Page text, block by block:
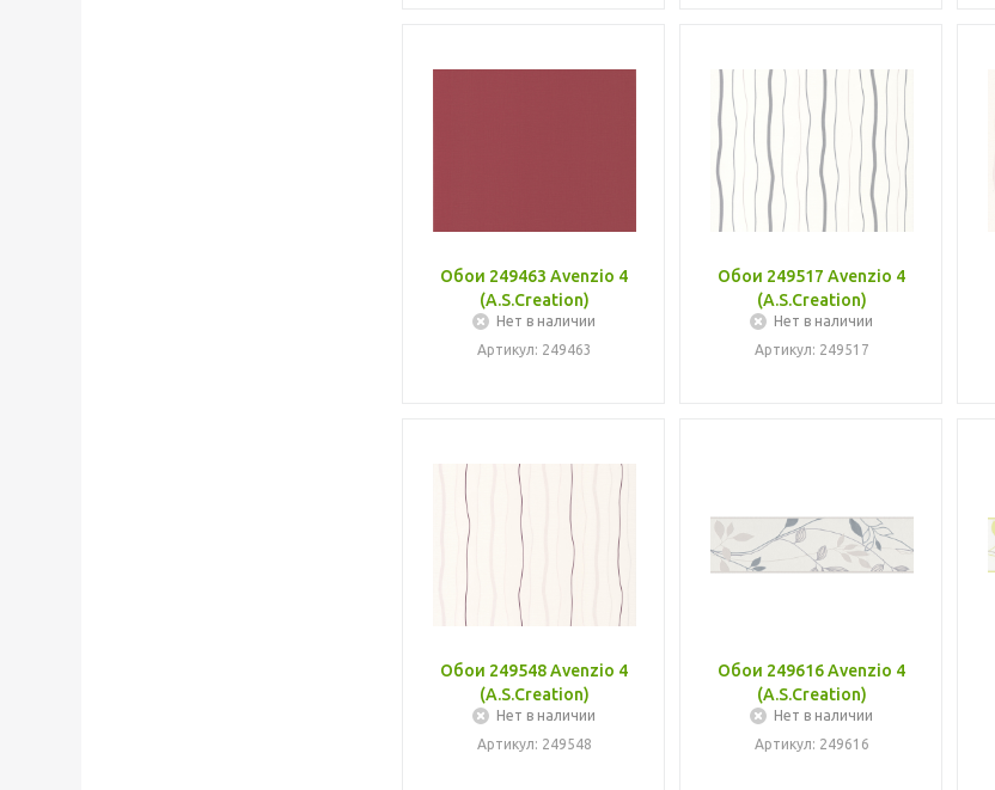
Обои 249463 Avenzio 4
(A.S.Creation)
Нет в наличии
Артикул: 249463
Обои 249517 Avenzio 4
(A.S.Creation)
Нет в наличии
Артикул: 249517
Обои 249548 Avenzio 4
(A.S.Creation)
Нет в наличии
Артикул: 249548
Обои 249616 Avenzio 4
(A.S.Creation)
Нет в наличии
Артикул: 249616